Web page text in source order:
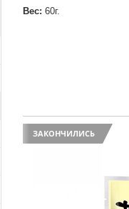
Вес: 60г.
ЗАКОНЧИЛИСЬ